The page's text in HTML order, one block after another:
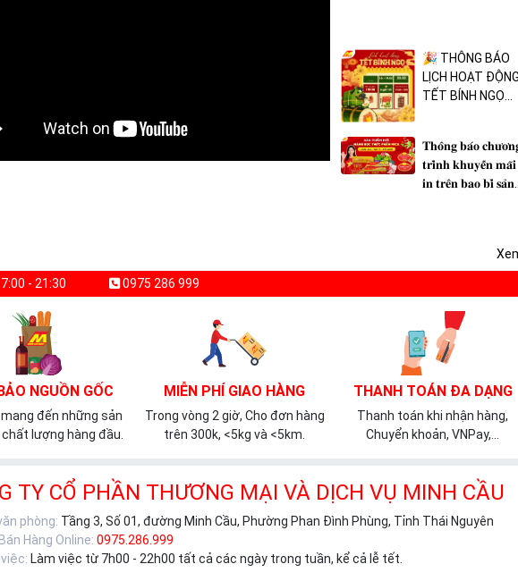
🎉 THÔNG BÁO
LỊCH HOẠT ĐỘNG
TẾT BÍNH NGỌ
𝐓𝐡𝐨̂𝐧𝐠 𝐛𝐚́𝐨
𝐭𝐫𝐢̀𝐧𝐡 𝐤𝐡𝐮𝐲𝐞̂́𝐧 𝐦𝐚̃𝐢
𝐢𝐧 𝐭𝐫𝐞̂𝐧 𝐛𝐚𝐨 𝐛𝐢̀ 𝐬𝐚̉𝐧
- 21:30 0975 286 999
NGUỒN GỐC
đến những sản
lượng hàng đầu.
MIỄN PHÍ GIAO HÀNG
Trong vòng 2 giờ, Cho đơn hàng
trên 300k, <5kg và <5km.
THANH TOÁN ĐA DẠNG
Thanh toán khi nhận hàng,
Chuyển khoản, VNPay,...
TY CỔ PHẦN THƯƠNG MẠI VÀ DỊCH VỤ MINH CẦU
phòng: Tầng 3, Số 01, đường Minh Cầu, Phường Phan Đình Phùng, Tỉnh Thái Nguyên
Hàng Online: 0975.286.999
Làm việc từ 7h00 - 22h00 tất cả các ngày trong tuần, kể cả lễ tết.